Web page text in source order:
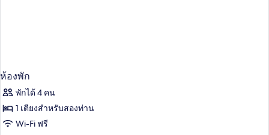
ห้องพัก
พักได้ 4 คน
1 เตียงสำหรับสองท่าน
Wi-Fi ฟรี